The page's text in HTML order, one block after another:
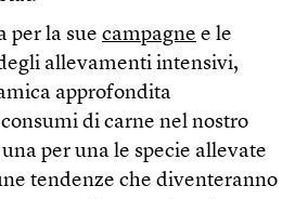
per la sue campagne e le
allevamenti intensivi,
approfondita
di carne nel nostro
per una le specie allevate
tendenze che diventeranno